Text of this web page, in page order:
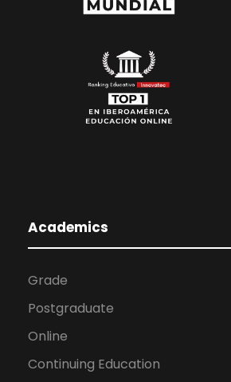
Academics
Grade
Postgraduate
Online
Continuing Education